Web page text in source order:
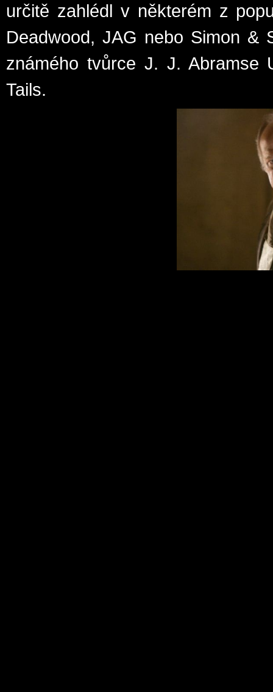
určitě zahlédl v některém z
Deadwood, JAG nebo Simon &
známého tvůrce J. J. Abramse
Tails.